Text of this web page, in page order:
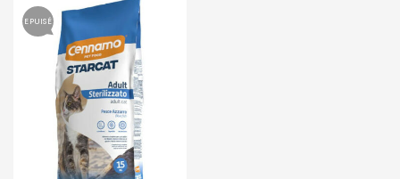
EPUISÉ